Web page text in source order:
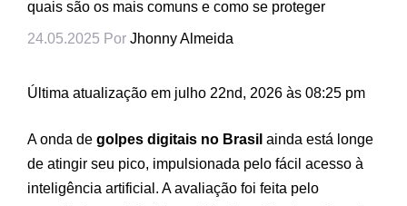
quais são os mais comuns e como se proteger
24.05.2025 Por Jhonny Almeida
Última atualização em julho 22nd, 2026 às 08:25 pm
A onda de golpes digitais no Brasil ainda está longe
de atingir seu pico, impulsionada pelo fácil acesso à
inteligência artificial. A avaliação foi feita pelo